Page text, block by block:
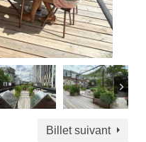
Billet suivant